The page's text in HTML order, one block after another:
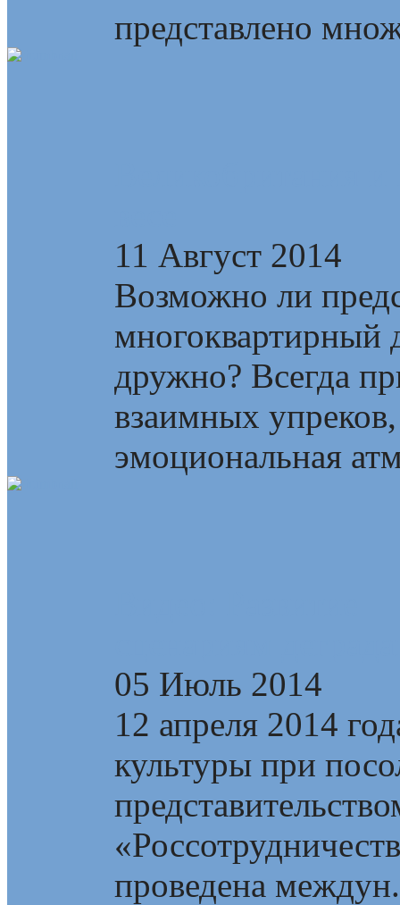
представлено
11 Август 2014
Возможно ли
многоквартирный
дружно? Всегда
взаимных
эмоциональная
05 Июль 2014
12 апреля 2014
культуры при
проведена